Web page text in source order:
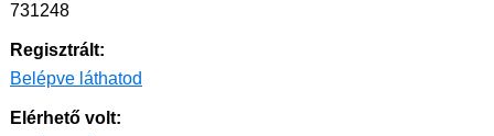
731248
Regisztrált:
Belépve láthatod
Elérhető volt: